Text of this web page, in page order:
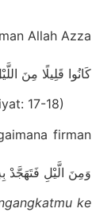
Allah Azza
كَانُوا قَلِيلًا مِنَ
17-18)
firman
وَمِنَ الَّيْلِ
ke